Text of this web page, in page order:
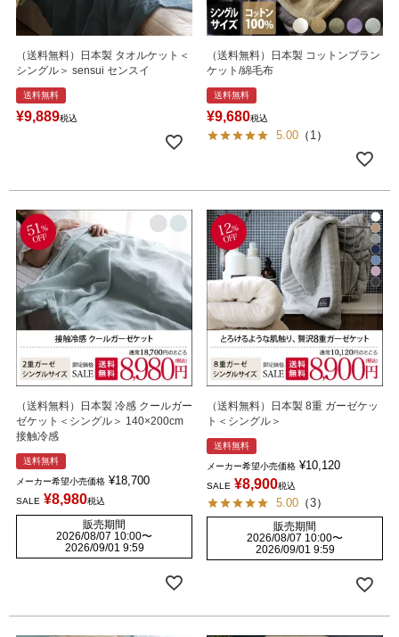
（送料無料）日本製 タオルケット＜
シングル＞ sensui センスイ
送料無料
¥9,889税込
（送料無料）日本製 コットンブラン
ケット/綿毛布
送料無料
¥9,680税込
5.00 （ 1 ）
（送料無料）日本製 冷感 クールガー
ゼケット＜シングル＞ 140×200cm
接触冷感
送料無料
メーカー希望小売価格 ¥18,700
SALE ¥8,980税込
販売期間
2026/08/07 10:00〜
2026/09/01 9:59
（送料無料）日本製 8重 ガーゼケッ
ト＜シングル＞
送料無料
メーカー希望小売価格 ¥10,120
SALE ¥8,900税込
5.00 （3）
販売期間
2026/08/07 10:00〜
2026/09/01 9:59